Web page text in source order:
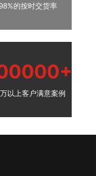
98%的按时交货率
以上客户满意案例